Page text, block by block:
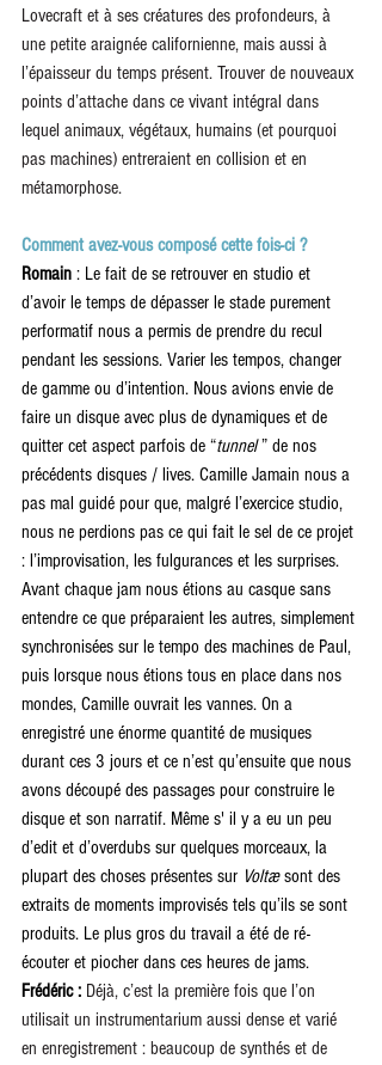
Lovecraft et à ses créatures des profondeurs, à
une petite araignée californienne, mais aussi à
l’épaisseur du temps présent. Trouver de nouveaux
points d’attache dans ce vivant intégral dans
lequel animaux, végétaux, humains (et pourquoi
pas machines) entreraient en collision et en
métamorphose.
Comment avez-vous composé cette fois-ci ?
Romain : Le fait de se retrouver en studio et
d’avoir le temps de dépasser le stade purement
performatif nous a permis de prendre du recul
pendant les sessions. Varier les tempos, changer
de gamme ou d’intention. Nous avions envie de
faire un disque avec plus de dynamiques et de
quitter cet aspect parfois de “tunnel ” de nos
précédents disques / lives. Camille Jamain nous a
pas mal guidé pour que, malgré l’exercice studio,
nous ne perdions pas ce qui fait le sel de ce projet
: l’improvisation, les fulgurances et les surprises.
Avant chaque jam nous étions au casque sans
entendre ce que préparaient les autres, simplement
synchronisées sur le tempo des machines de Paul,
puis lorsque nous étions tous en place dans nos
mondes, Camille ouvrait les vannes. On a
enregistré une énorme quantité de musiques
durant ces 3 jours et ce n’est qu’ensuite que nous
avons découpé des passages pour construire le
disque et son narratif. Même s' il y a eu un peu
d’edit et d’overdubs sur quelques morceaux, la
plupart des choses présentes sur Voltæ sont des
extraits de moments improvisés tels qu’ils se sont
produits. Le plus gros du travail a été de ré-
écouter et piocher dans ces heures de jams.
Frédéric : Déjà, c’est la première fois que l’on
utilisait un instrumentarium aussi dense et varié
en enregistrement : beaucoup de synthés et de